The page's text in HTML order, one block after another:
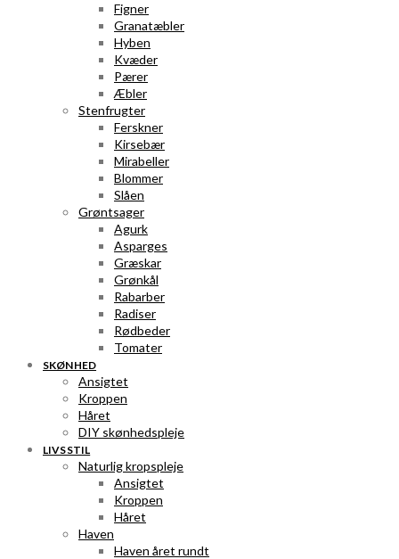
Figner
Granatæbler
Hyben
Kvæder
Pærer
Æbler
Stenfrugter
Ferskner
Kirsebær
Mirabeller
Blommer
Slåen
Grøntsager
Agurk
Asparges
Græskar
Grønkål
Rabarber
Radiser
Rødbeder
Tomater
SKØNHED
Ansigtet
Kroppen
Håret
DIY skønhedspleje
LIVSSTIL
Naturlig kropspleje
Ansigtet
Kroppen
Håret
Haven
Haven året rundt